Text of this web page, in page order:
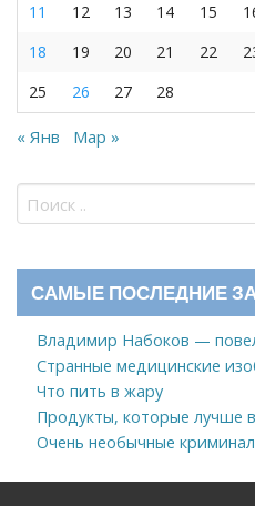
11
12 13 14 15
18
19 20 21 22
25
26 27 28
« Янв Мар »
САМЫЕ ПОСЛЕДНИЕ
Владимир Набоков —
Странные медицинские
Что пить в жару
Продукты, которые лучше
Очень необычные